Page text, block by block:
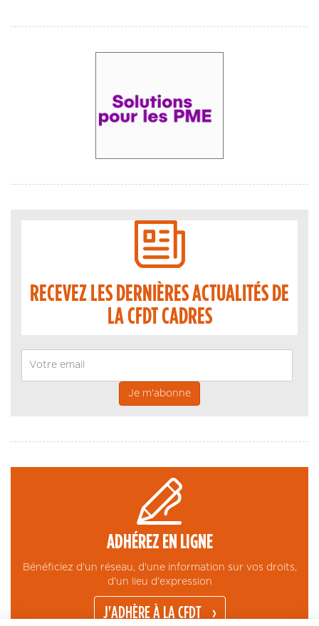
RECEVEZ LES DERNIÈRES ACTUALITÉS DE
LA CFDT CADRES
ADHÉREZ EN LIGNE
Bénéficiez d'un réseau, d'une information sur vos droits,
d'un lieu d'expression
J'ADHÈRE À LA CFDT